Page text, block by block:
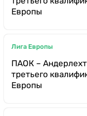
Европы
Лига Европы
ПАОК –
третьего
Европы